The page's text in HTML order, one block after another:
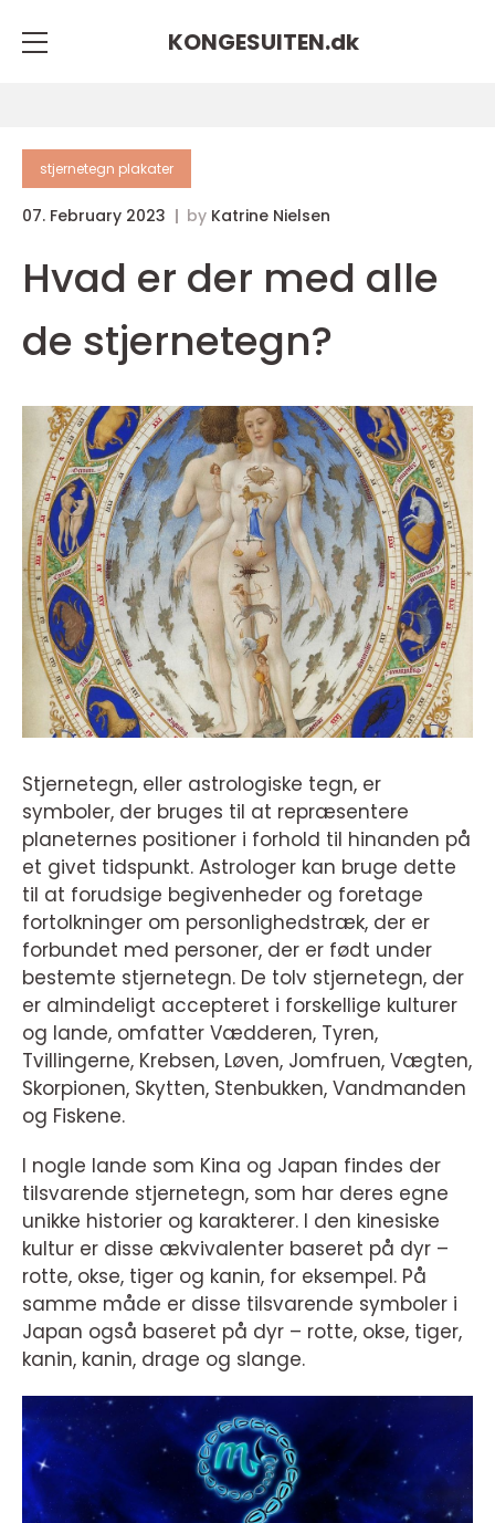
KONGESUITEN.dk
stjernetegn plakater
07. February 2023 by Katrine Nielsen
Hvad er der med alle
de stjernetegn?
Stjernetegn, eller astrologiske tegn, er
symboler, der bruges til at repræsentere
planeternes positioner i forhold til hinanden på
et givet tidspunkt. Astrologer kan bruge dette
til at forudsige begivenheder og foretage
fortolkninger om personlighedstræk, der er
forbundet med personer, der er født under
bestemte stjernetegn. De tolv stjernetegn, der
er almindeligt accepteret i forskellige kulturer
og lande, omfatter Vædderen, Tyren,
Tvillingerne, Krebsen, Løven, Jomfruen, Vægten,
Skorpionen, Skytten, Stenbukken, Vandmanden
og Fiskene.
I nogle lande som Kina og Japan findes der
tilsvarende stjernetegn, som har deres egne
unikke historier og karakterer. I den kinesiske
kultur er disse ækvivalenter baseret på dyr –
rotte, okse, tiger og kanin, for eksempel. På
samme måde er disse tilsvarende symboler i
Japan også baseret på dyr – rotte, okse, tiger,
kanin, kanin, drage og slange.